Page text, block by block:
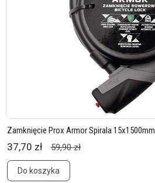
Zamknięcie Prox Armor Spirala 15x1500mm
37,70 zł 59,90 zł
Do koszyka